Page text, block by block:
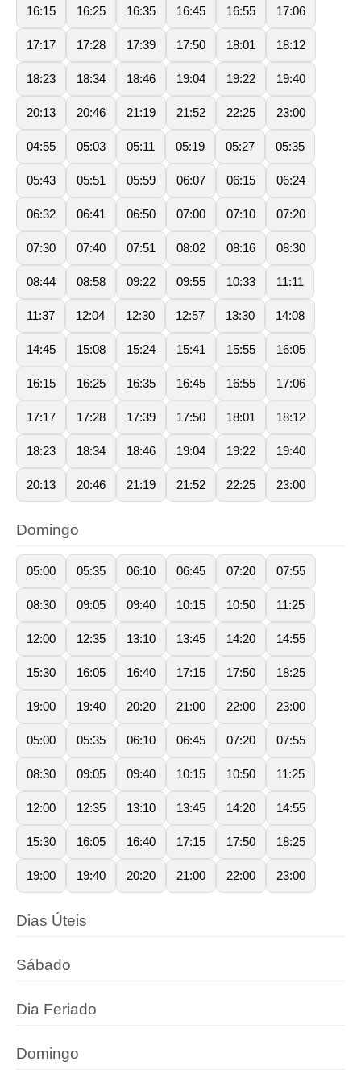
16:15 16:25 16:35 16:45 16:55 17:06
17:17 17:28 17:39 17:50 18:01 18:12
18:23 18:34 18:46 19:04 19:22 19:40
20:13 20:46 21:19 21:52 22:25 23:00
04:55 05:03 05:11 05:19 05:27 05:35
05:43 05:51 05:59 06:07 06:15 06:24
06:32 06:41 06:50 07:00 07:10 07:20
07:30 07:40 07:51 08:02 08:16 08:30
08:44 08:58 09:22 09:55 10:33 11:11
11:37 12:04 12:30 12:57 13:30 14:08
14:45 15:08 15:24 15:41 15:55 16:05
16:15 16:25 16:35 16:45 16:55 17:06
17:17 17:28 17:39 17:50 18:01 18:12
18:23 18:34 18:46 19:04 19:22 19:40
20:13 20:46 21:19 21:52 22:25 23:00
Domingo
05:00 05:35 06:10 06:45 07:20 07:55
08:30 09:05 09:40 10:15 10:50 11:25
12:00 12:35 13:10 13:45 14:20 14:55
15:30 16:05 16:40 17:15 17:50 18:25
19:00 19:40 20:20 21:00 22:00 23:00
05:00 05:35 06:10 06:45 07:20 07:55
08:30 09:05 09:40 10:15 10:50 11:25
12:00 12:35 13:10 13:45 14:20 14:55
15:30 16:05 16:40 17:15 17:50 18:25
19:00 19:40 20:20 21:00 22:00 23:00
Dias Úteis
Sábado
Dia Feriado
Domingo